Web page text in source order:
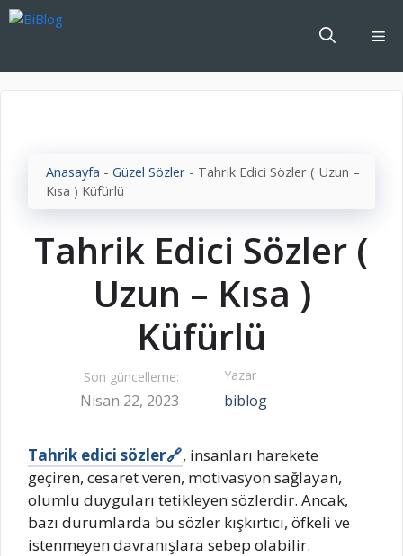
İçeriğe
Anasayfa - Güzel Sözler - Tahrik Edici Sözler ( Uzun –
Kısa ) Küfürlü
Tahrik Edici Sözler (
Uzun – Kısa )
Küfürlü
Son güncelleme:
Nisan 22, 2023
Yazar
biblog
Tahrik edici sözler
, insanları harekete
geçiren, cesaret veren, motivasyon sağlayan,
olumlu duyguları tetikleyen sözlerdir. Ancak,
bazı durumlarda bu sözler kışkırtıcı, öfkeli ve
istenmeyen davranışlara sebep olabilir.